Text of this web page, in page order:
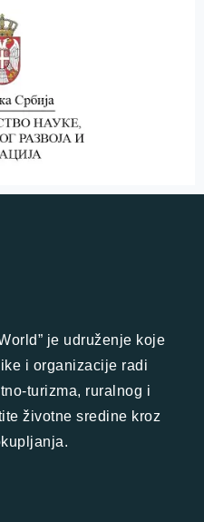
je udruženje koje
i organizacije radi
turizma, ruralnog i
životne sredine kroz